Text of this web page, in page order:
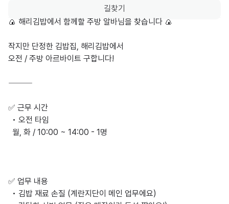
길찾기
🍙 해리김밥에서 함께할 주방 알바님을 찾습니다 🍙
작지만 단정한 김밥집, 해리김밥에서
오전 / 주방 아르바이트 구합니다!
⸻
✅ 근무 시간
✅ 업무 내용